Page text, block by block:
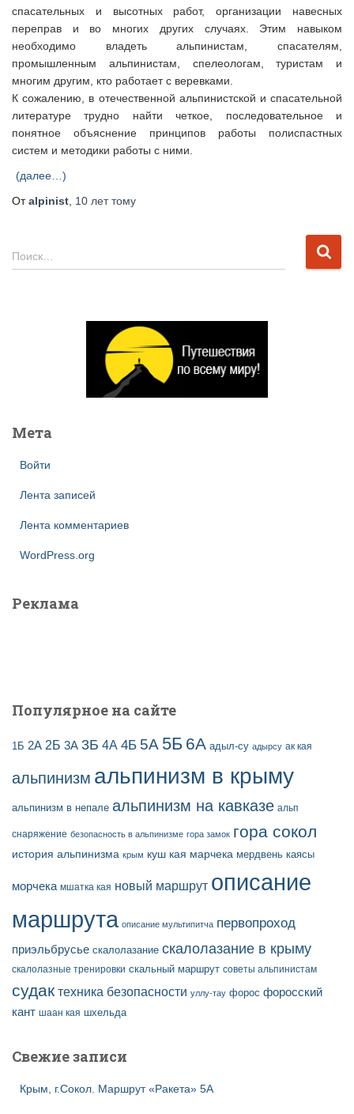
спасательных и высотных работ, организации навесных
переправ и во многих других случаях. Этим навыком
необходимо владеть альпинистам, спасателям,
промышленным альпинистам, спелеологам, туристам и
многим другим, кто работает с веревками.
К сожалению, в отечественной альпинистской и спасательной
литературе трудно найти четкое, последовательное и
понятное объяснение принципов работы полиспастных
систем и методики работы с ними.
(далее…)
Отalpinist 10 леттому
Н
а
Поиск…
Мета
Войти
Лента записей
Лента комментариев
WordPress.org
Реклама
Популярное на сайте
1Б 2А 2Б 3А 3Б 4А 4Б 5А 5Б 6А адыл-су адырсу ак кая
альпинизм альпинизм в крыму
альпинизм в непале альпинизм на кавказе альп
снаряжение безопасность в альпинизме гора замок гора сокол
история альпинизма крым куш кая марчека мердвень каясы
морчека мшатка кая новый маршрут описание
маршрута описание мультипитча первопроход
приэльбрусье скалолазание скалолазание в крыму
скалолазные тренировки скальный маршрут советы альпинистам
судак техника безопасности уллу-тау форос форосский
кант шаан кая шхельда
Свежие записи
Крым, г.Сокол. Маршрут «Ракета» 5А